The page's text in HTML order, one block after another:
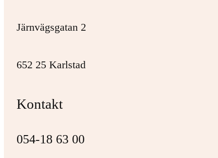
Järnvägsgatan 2
652 25 Karlstad
Kontakt
054-18 63 00